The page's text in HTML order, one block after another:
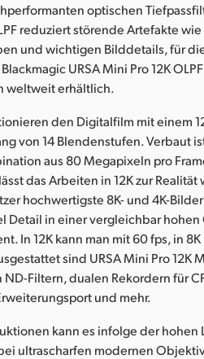
optischen
reduziert störende Artefakte
und wichtigen Bilddetails, für
URSA Mini Pro 12K
weltweit erhältlich.
den Digitalfilm mit einem
von 14 Blendenstufen. Verbaut
aus 80 Megapixeln pro
das Arbeiten in 12K zur Realität
hochwertigste 8K- und 4K-
in einer vergleichbar hohen
In 12K kann man mit 60 fps, in 8K
sind URSA Mini Pro 12K
Filtern, dualen Rekordern für
und mehr.
kann es infolge der hohen
ultrascharfen modernen